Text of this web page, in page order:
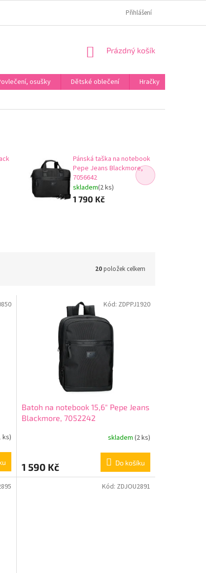
HODNOCENÍ NA HEURÉCE
Přihlášení
NÁKUPNÍ
Prázdný košík
osušky Dětské oblečení Hračky
Pánská taška na notebook
Pepe Jeans Blackmore,
7056642
skladem(2 ks)
1 790 Kč
20položek celkem
ks)
Batoh na notebook 15,6" Pepe Jeans
Blackmore, 7052242
skladem (2 ks)
1 590 Kč Do košíku
Kód: ZDPPJ1920
Kód: ZDJOU2891